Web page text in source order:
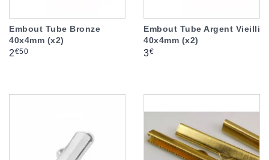
Embout Tube Bronze
40x4mm (x2)
Prix
2€50
Embout Tube Argent Vieilli
40x4mm (x2)
Prix
3€